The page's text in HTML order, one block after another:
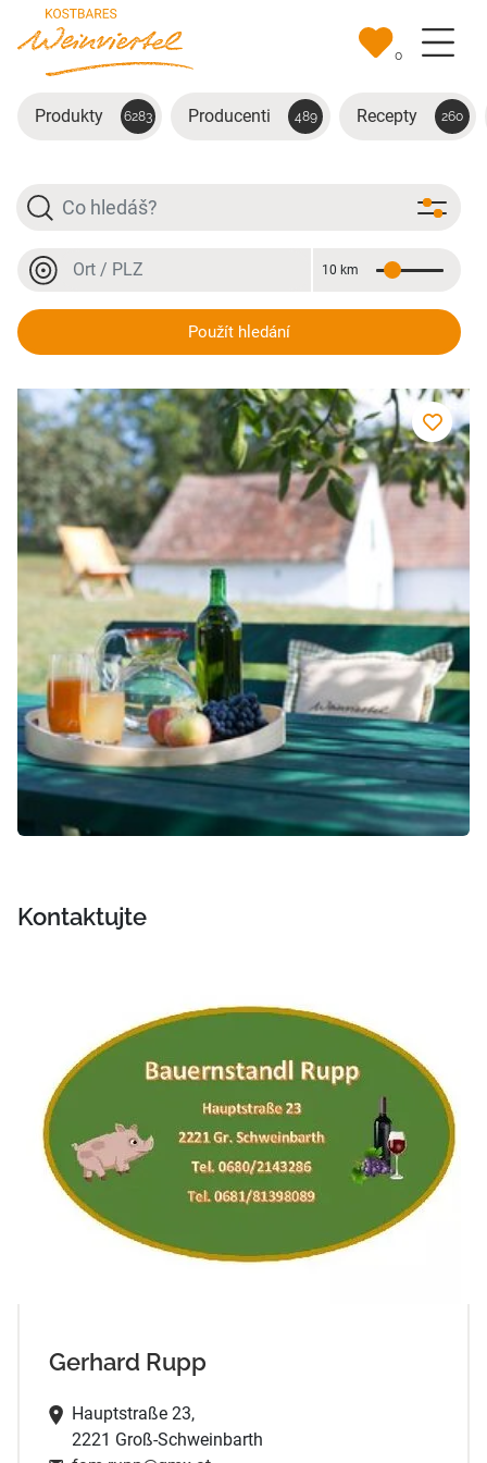
Přejít na hlavní obsah
0
Produkty 6283 Producenti 489 Recepty 260
Hledat
Místo nebo PSČ
Vzdálenost
10 km
Použít hledání
Weißweinlikör
Kontaktujte
Gerhard Rupp
Hauptstraße 23,
2221 Groß-Schweinbarth